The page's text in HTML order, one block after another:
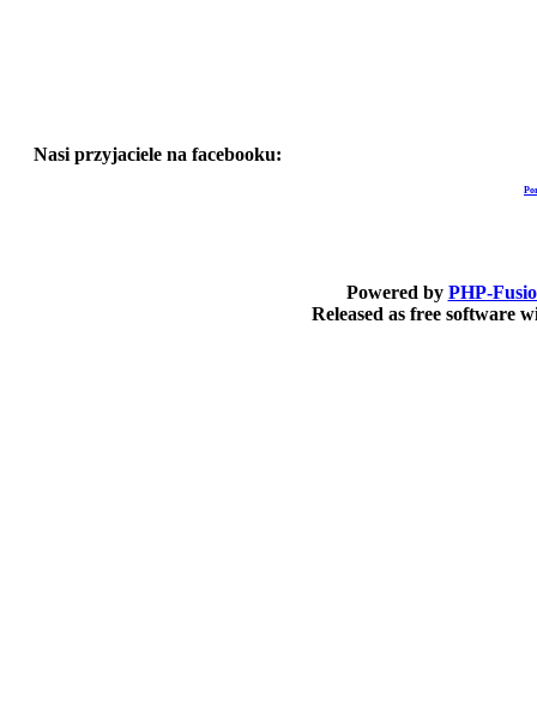
Nasi przyjaciele na facebooku:
Powered by PHP-
Released as free software